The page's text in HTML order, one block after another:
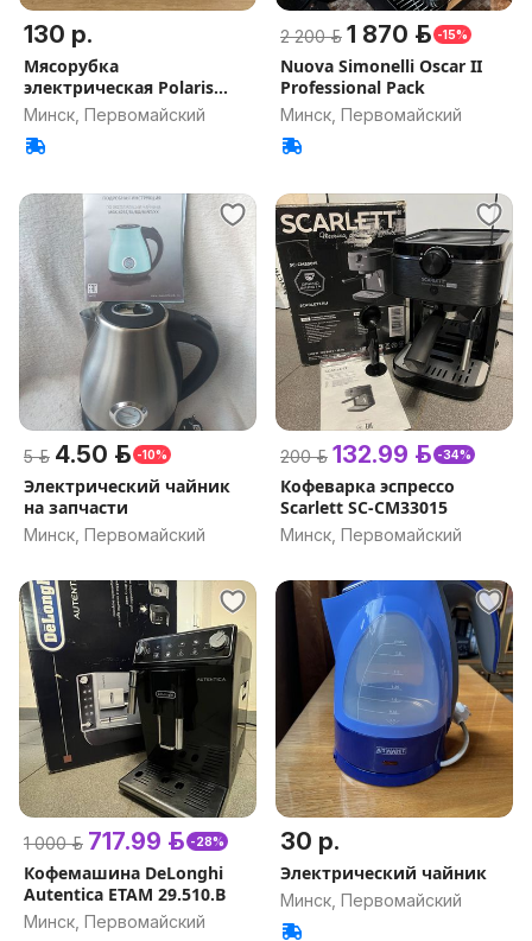
130 р.
Мясорубка
электрическая Polaris
PMG2058
Минск, Первомайский
2 200 р. 1 870 р. -15%
Nuova Simonelli Oscar II
Professional Pack
Минск, Первомайский
5 р. 4.50 р. -10%
Электрический чайник
на запчасти
Минск, Первомайский
200 р. 132.99 р. -34%
Кофеварка эспрессо
Scarlett SC-CM33015
Минск, Первомайский
1 000 р. 717.99 р. -28%
Кофемашина DeLonghi
Autentica ETAM 29.510.B
Минск, Первомайский
30 р.
Электрический чайник
Минск, Первомайский